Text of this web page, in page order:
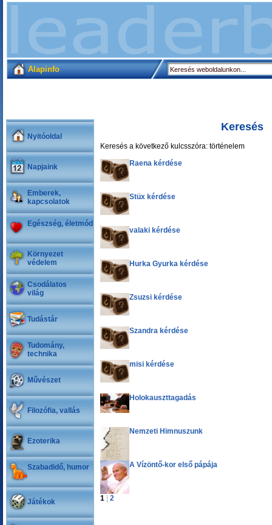
Alapinfo
Nyitóoldal
Napjaink
Emberek,
kapcsolatok
Egészség, életmód
Környezet
védelem
Csodálatos
világ
Tudástár
Tudomány,
technika
Művészet
Filozófia, vallás
Ezoterika
Szabadidő, humor
Játékok
Keresés
Keresés a következő kulcsszóra: történelem
Raena kérdése
Stüx kérdése
valaki kérdése
Hurka Gyurka kérdése
Zsuzsi kérdése
Szandra kérdése
misi kérdése
Holokauszttagadás
Nemzeti Himnuszunk
A Vízöntő-kor első pápája
1 2